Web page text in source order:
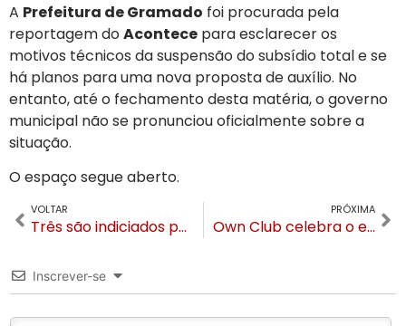
A Prefeitura de Gramado foi procurada pela
reportagem doAcontece para esclarecer os
motivos técnicos da suspensão do subsídio total e se
há planos para uma nova proposta de auxílio. No
entanto, até o fechamento desta matéria, o governo
municipal não se pronunciou oficialmente sobre a
situação.
O espaço segue aberto.
VOLTAR
Três são indiciados por incêndio no Castelo de Gelo em Gramado. Empresa aponta R$ 25 milhões de prejuízo
PRÓXIMA
Own Club celebra o espírito da Costa Amalfitana no Paleta Atlântida 2026
Inscrever-se